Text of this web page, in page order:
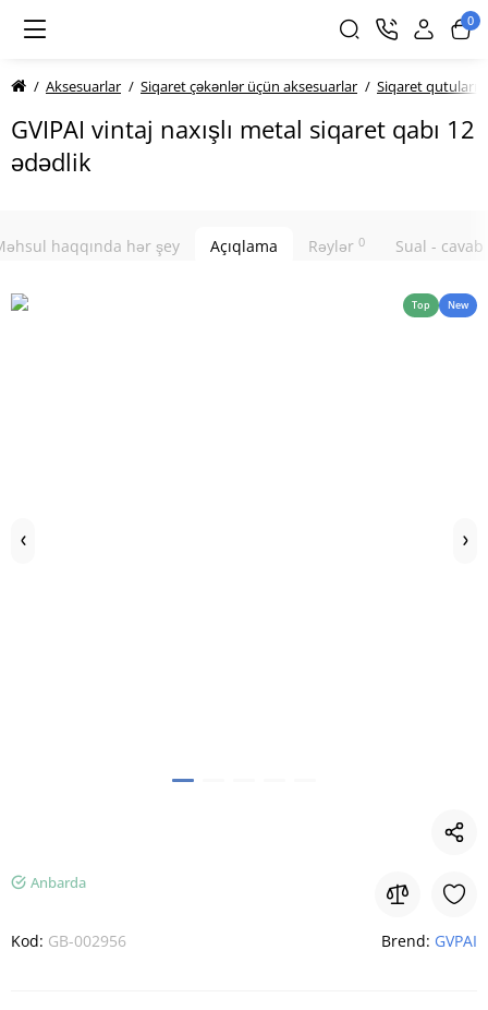
0
Aksesuarlar Siqaret çəkənlər üçün aksesuarlar Siqaret qutuları
GVIPAI vintaj naxışlı metal siqaret qabı 12
ədədlik
haqqında hər şey Açıqlama Rəylər 0 Sual - cavab
Top New
Anbarda
Kod: GB-002956 Brend: GVPAI